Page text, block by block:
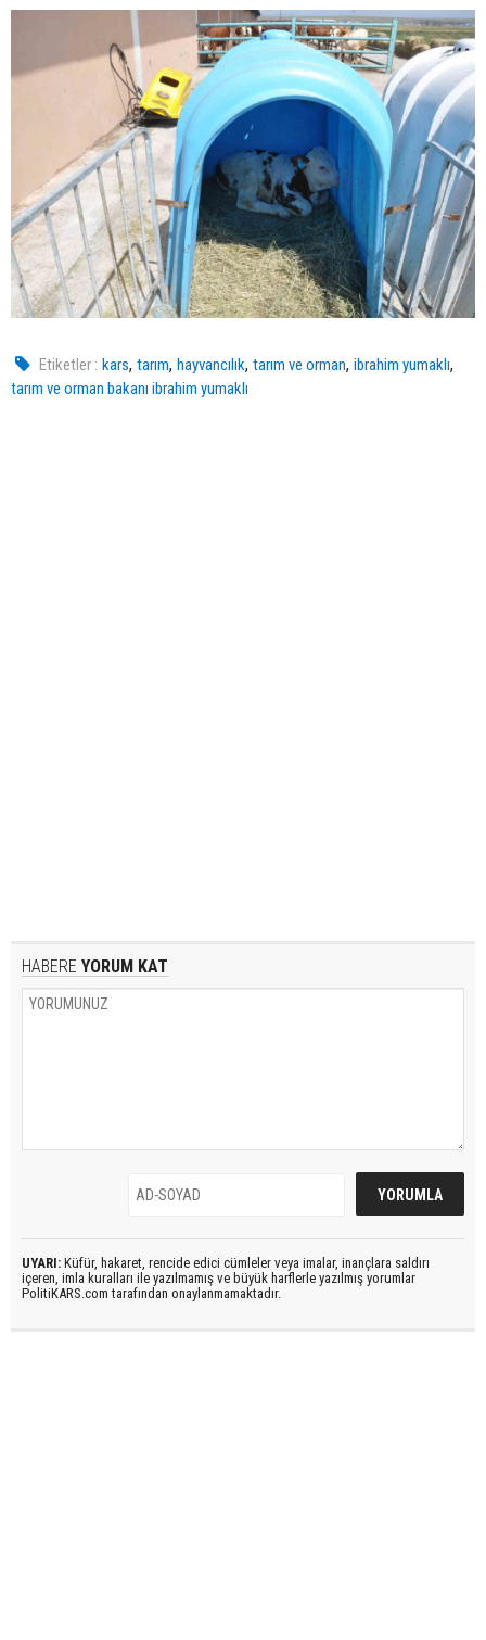
Etiketler : kars,tarım,hayvancılık,tarım ve orman,ibrahim yumaklı,
tarım ve orman bakanı ibrahim yumaklı
HABERE YORUM KAT
UYARI: Küfür, hakaret, rencide edici cümleler veya imalar, inançlara saldırı
içeren, imla kuralları ile yazılmamış ve büyük harflerle yazılmış yorumlar
PolitiKARS.com tarafından onaylanmamaktadır.